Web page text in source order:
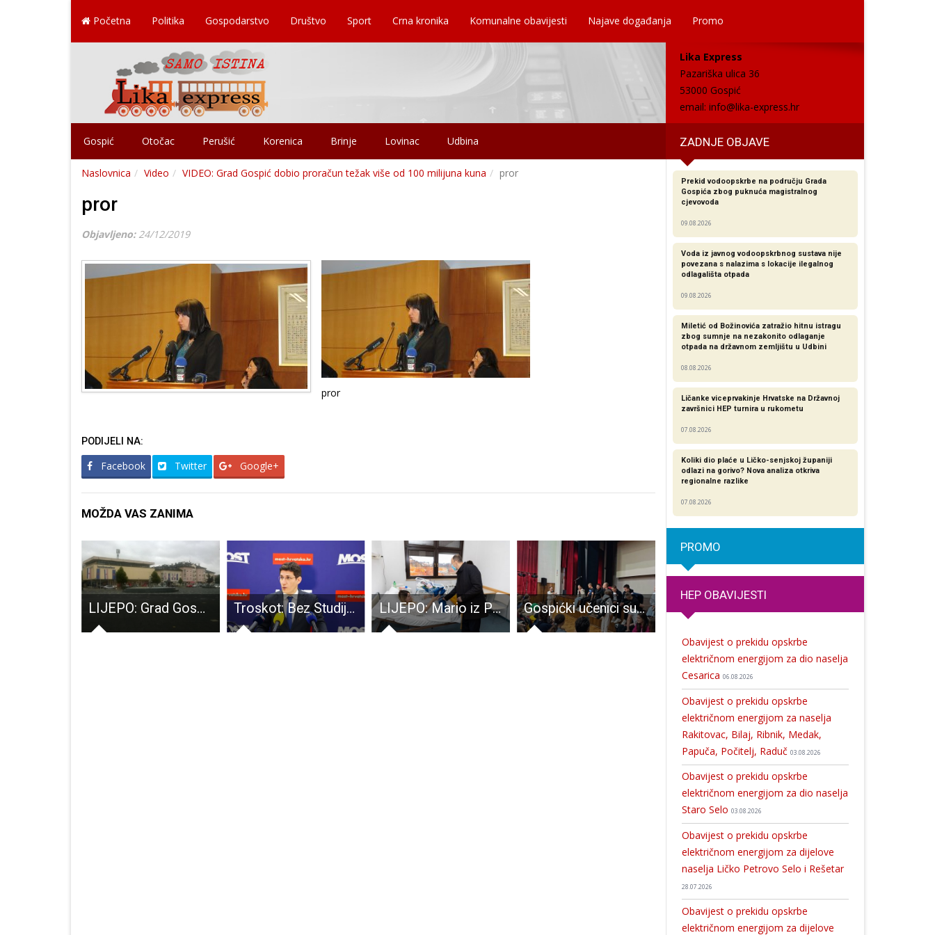
Početna Politika Gospodarstvo Društvo Sport Crna kronika Komunalne obavijesti Najave događanja Promo
Lika Express
Pazariška ulica 36
53000 Gospić
email: info@lika-express.hr
Gospić Otočac Perušić Korenica Brinje Lovinac Udbina ZADNJE OBJAVE
Naslovnica Video VIDEO: Grad Gospić dobio proračun težak više od 100 milijuna kuna pror
pror
Objavljeno: 24/12/2019
pror
PODIJELI NA:
Facebook Twitter Google+
MOŽDA VAS ZANIMA
LIJEPO: Grad Gospić i ovih blagdana dodijelit će Božićnicu socijalno ugroženim građanima Troskot: Bez Studije utjecaja na okoliš i sigurnosne provjere investitora projekt litija u Gospiću ne smije u pogon LIJEPO: Mario iz Perušića prva je beba rođena u Ličko-senjskoj županiji ove godine Gospićki učenici sudjelovali u projektu “Drugačiji a isti“ Večeras ne propustite premijeru predstave Amaterskog kazališta Gospić “Žene u crvenom”!
Prekid vodoopskrbe na području Grada
Gospića zbog puknuća magistralnog
cjevovoda
09.08.2026
Voda iz javnog vodoopskrbnog sustava nije
povezana s nalazima s lokacije ilegalnog
odlagališta otpada
09.08.2026
Miletić od Božinovića zatražio hitnu istragu
zbog sumnje na nezakonito odlaganje
otpada na državnom zemljištu u Udbini
08.08.2026
Ličanke viceprvakinje Hrvatske na Državnoj
završnici HEP turnira u rukometu
07.08.2026
Koliki dio plaće u Ličko-senjskoj županiji
odlazi na gorivo? Nova analiza otkriva
regionalne razlike​
07.08.2026
PROMO
HEP OBAVIJESTI
Obavijest o prekidu opskrbe
električnom energijom za dio naselja
Cesarica 06.08.2026
Obavijest o prekidu opskrbe
električnom energijom za naselja
Rakitovac, Bilaj, Ribnik, Medak,
Papuča, Počitelj, Raduč 03.08.2026
Obavijest o prekidu opskrbe
električnom energijom za dio naselja
Staro Selo 03.08.2026
Obavijest o prekidu opskrbe
električnom energijom za dijelove
naselja Ličko Petrovo Selo i Rešetar
28.07.2026
Obavijest o prekidu opskrbe
električnom energijom za dijelove